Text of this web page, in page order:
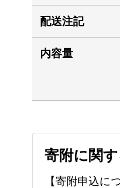
配送注記
内容量
寄附に関
【寄附申込に